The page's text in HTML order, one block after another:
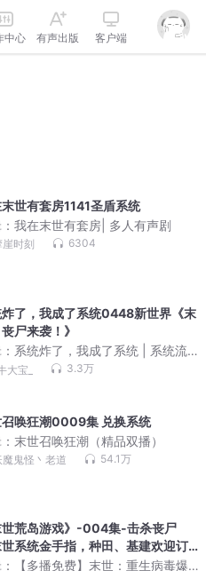
中心 有声出版 客户端
世有套房1141圣盾系统
我在末世有套房| 多人有声剧
崖时刻 6304
炸了，我成了系统0448新世界《末
尸来袭！》
系统炸了，我成了系统 | 系统流 |
尊 | 诸天万界 | 多人有声剧
大宝_ 3.3万
召唤狂潮0009集 兑换系统
末世召唤狂潮（精品双播）
魔鬼怪丶老道 54.1万
世荒岛游戏》-004集-击杀丧尸
世系统金手指，种田、基建欢迎订
【多播免费】末世：重生病毒爆